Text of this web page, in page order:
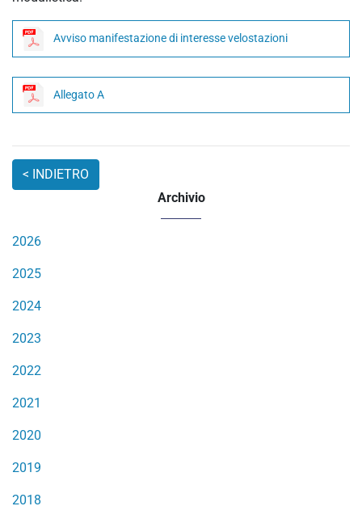
Avviso manifestazione di interesse velostazioni
Allegato A
Archivio
2026
2025
2024
2023
2022
2021
2020
2019
2018